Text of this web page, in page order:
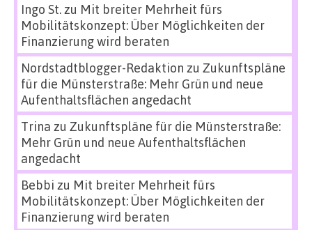
Ingo St.zu Mit breiter Mehrheit fürs
Mobilitätskonzept: Über Möglichkeiten der
Finanzierung wird beraten
Nordstadtblogger-Redaktion zu Zukunftspläne
für die Münsterstraße: Mehr Grün und neue
Aufenthaltsflächen angedacht
Trina zu Zukunftspläne für die Münsterstraße:
Mehr Grün und neue Aufenthaltsflächen
angedacht
Bebbi zu Mit breiter Mehrheit fürs
Mobilitätskonzept: Über Möglichkeiten der
Finanzierung wird beraten